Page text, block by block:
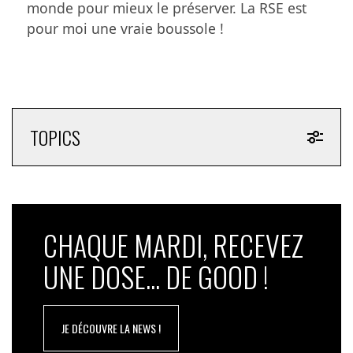
aussi des poissons fumés et des plats-traiteur. »
Poiscaille a opté pour un système de panier plus
investissement personnel des clients.
monde pour mieux le préserver. La RSE est
pour moi une vraie boussole !
TOPICS
CHAQUE MARDI, RECEVEZ
UNE DOSE... DE GOOD !
JE DÉCOUVRE LA NEWS !